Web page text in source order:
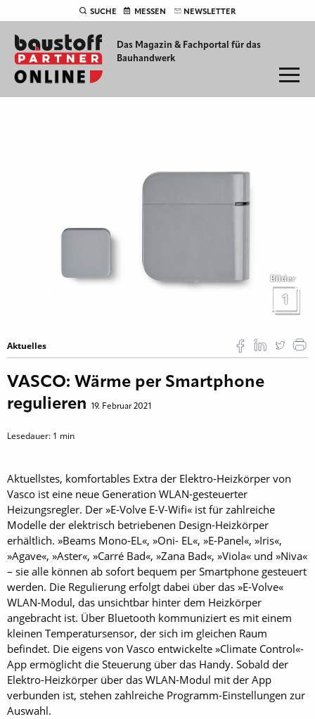
SUCHE MESSEN NEWSLETTER
Das Magazin & Fachportal für das
Bauhandwerk
Bilder
1
Aktuelles
VASCO: Wärme per Smartphone
regulieren
19. Februar 2021
Lesedauer: 1 min
Aktuellstes, komfortables Extra der Elektro-Heizkörper von
Vasco ist eine neue Generation WLAN-gesteuerter
Heizungsregler. Der »E-Volve E-V-Wifi« ist für zahlreiche
Modelle der elektrisch betriebenen Design-Heizkörper
erhältlich. »Beams Mono-EL«, »Oni- EL«, »E-Panel«, »Iris«,
»Agave«, »Aster«, »Carré Bad«, »Zana Bad«, »Viola« und »Niva«
– sie alle können ab sofort bequem per Smartphone gesteuert
werden. Die Regulierung erfolgt dabei über das »E-Volve«
WLAN-Modul, das unsichtbar hinter dem Heizkörper
angebracht ist. Über Bluetooth kommuniziert es mit einem
kleinen Temperatursensor, der sich im gleichen Raum
befindet. Die eigens von Vasco entwickelte »Climate Control«-
App ermöglicht die Steuerung über das Handy. Sobald der
Elektro-Heizkörper über das WLAN-Modul mit der App
verbunden ist, stehen zahlreiche Programm-Einstellungen zur
Auswahl.